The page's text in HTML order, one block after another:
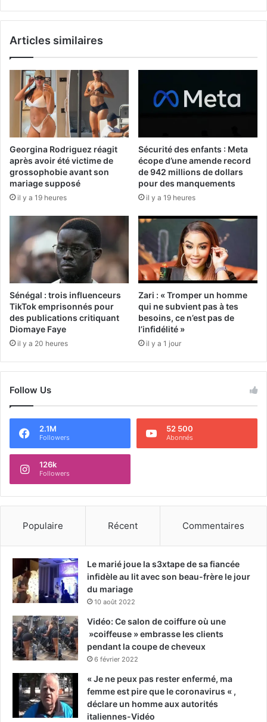
Articles similaires
Georgina Rodriguez réagit
après avoir été victime de
grossophobie avant son
mariage supposé
il y a 19 heures
Sécurité des enfants : Meta
écope d’une amende record
de 942 millions de dollars
pour des manquements
il y a 19 heures
Sénégal : trois influenceurs
TikTok emprisonnés pour
des publications critiquant
Diomaye Faye
il y a 20 heures
Zari : « Tromper un homme
qui ne subvient pas à tes
besoins, ce n’est pas de
l’infidélité »
il y a 1 jour
Follow Us
2.1M
Followers
52 500
Abonnés
126k
Followers
Populaire Récent Commentaires
Le marié joue la s3xtape de sa fiancée
infidèle au lit avec son beau-frère le jour
du mariage
10 août 2022
Vidéo: Ce salon de coiffure où une
»coiffeuse » embrasse les clients
pendant la coupe de cheveux
6 février 2022
« Je ne peux pas rester enfermé, ma
femme est pire que le coronavirus « ,
déclare un homme aux autorités
italiennes-Vidéo